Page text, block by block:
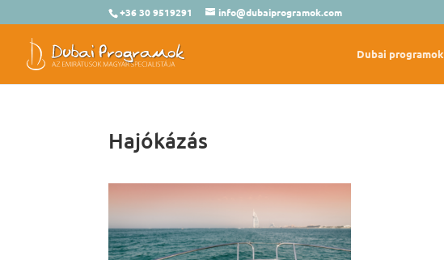
+36 30 9519291 info@dubaiprogramok.com
Dubai programok
Hajókázás